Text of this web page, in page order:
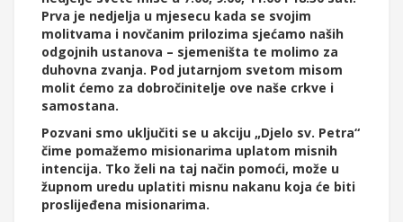
Prva je nedjelja u mjesecu kada se svojim
molitvama i novčanim prilozima sjećamo naših
odgojnih ustanova – sjemeništa te molimo za
duhovna zvanja. Pod jutarnjom svetom misom
molit ćemo za dobročinitelje ove naše crkve i
samostana.
Pozvani smo uključiti se u akciju „Djelo sv. Petra“
čime pomažemo misionarima uplatom misnih
intencija. Tko želi na taj način pomoći, može u
župnom uredu uplatiti misnu nakanu koja će biti
proslijeđena misionarima.